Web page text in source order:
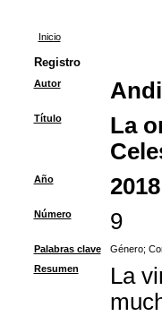
Inicio
Registro
Autor
Título
La
Año 2018
Número 9
Palabras clave Género;
Resumen
La